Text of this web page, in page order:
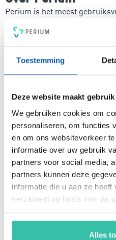
Toestemming
Deze website maakt
We gebruiken cookies om
personaliseren, om functies
en om ons websiteverkeer
informatie over uw gebruik
partners voor social media,
partners kunnen deze
informatie die u aan ze
verzameld op basis van uw
Alles
Perium is het meest
tijd ben je voorzien van een
PDCA-cyclus, een 4-ogen
Voldoe vanaf nu aan de voor
weerbaarheid van je
betaalbaar met hét Perium